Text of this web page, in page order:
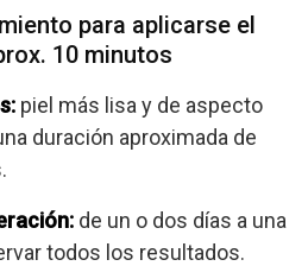
para aplicarse el
10 minutos
piel más lisa y de aspecto
duración aproximada de
de un o dos días a una
todos los resultados.